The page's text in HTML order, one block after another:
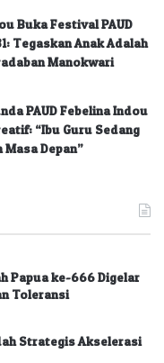
Buka Festival PAUD
Tegaskan Anak Adalah
Manokwari
PAUD Febelina Indou
“Ibu Guru Sedang
Depan”
Papua ke-666 Digelar
Toleransi
Strategis Akselerasi